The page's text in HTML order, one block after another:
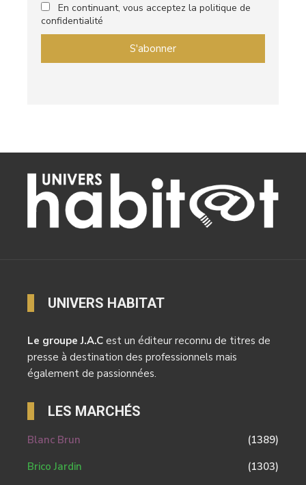
En continuant, vous acceptez la politique de
confidentialité
UNIVERS HABITAT
Le groupe J.A.C est un éditeur reconnu de titres de
presse à destination des professionnels mais
également de passionnées.
LES MARCHÉS
Blanc Brun
(1389)
Brico Jardin
(1303)